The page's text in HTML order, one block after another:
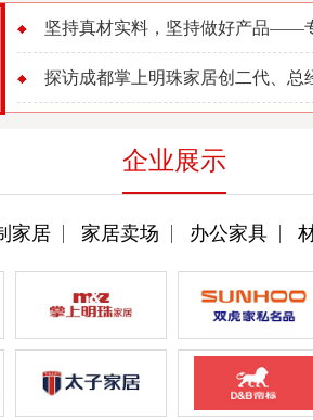
坚持真材实料，坚持做好产品——
探访成都掌上明珠家居创二代、总
企业展示
家居 家居卖场 办公家具